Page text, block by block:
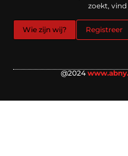
zoekt, vind
Wie zijn wij? Registreer
@2024